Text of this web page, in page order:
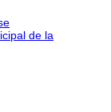
de la